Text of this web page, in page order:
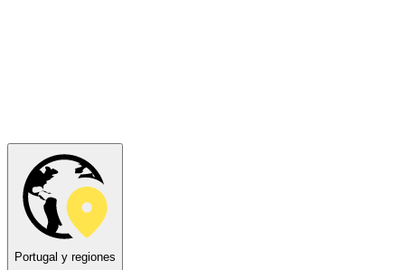
Portugal y regiones